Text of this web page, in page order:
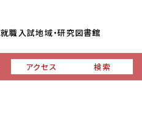
就職入試地域・研究図書館
アクセス 検索